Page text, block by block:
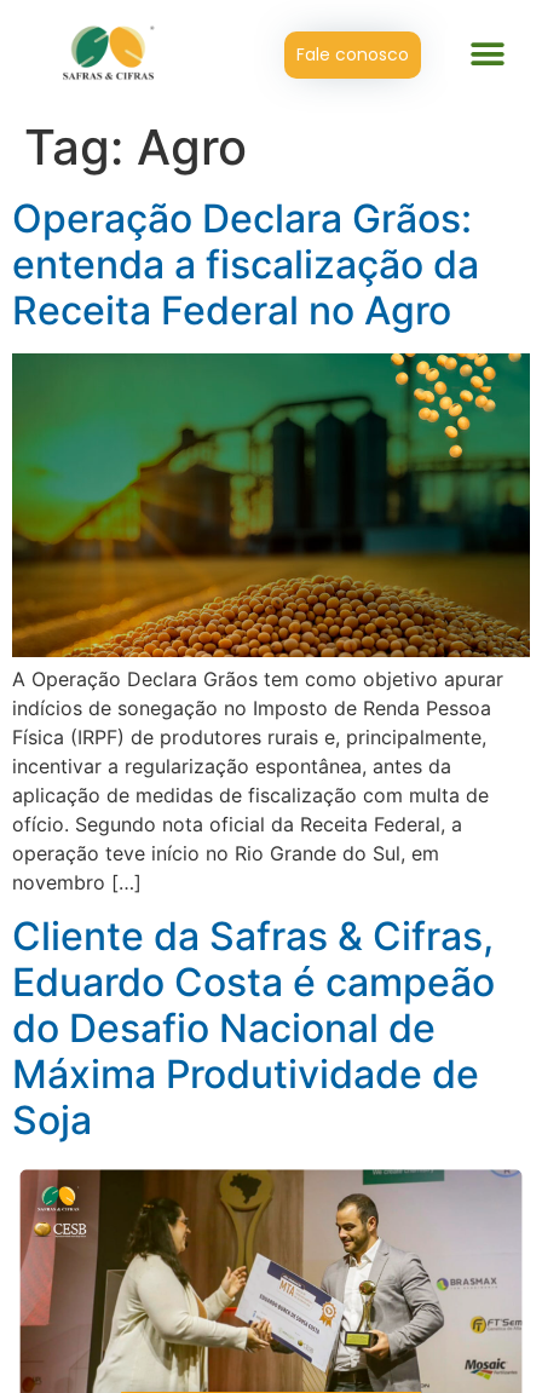
Fale conosco
Tag: Agro
Operação Declara Grãos:
entenda a fiscalização da
Receita Federal no Agro
A Operação Declara Grãos tem como objetivo apurar
indícios de sonegação no Imposto de Renda Pessoa
Física (IRPF) de produtores rurais e, principalmente,
incentivar a regularização espontânea, antes da
aplicação de medidas de fiscalização com multa de
ofício. Segundo nota oficial da Receita Federal, a
operação teve início no Rio Grande do Sul, em
novembro […]
Cliente da Safras & Cifras,
Eduardo Costa é campeão
do Desafio Nacional de
Máxima Produtividade de
Soja